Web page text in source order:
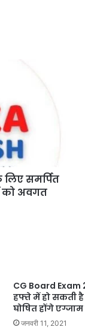
समर्पित
को अवगत
CG Board
हफ्ते में हो सकती है
घोषित होंगे
जनवरी 11, 2021